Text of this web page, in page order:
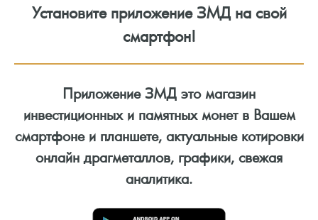
Установите приложение ЗМД на свой
смартфон!
Приложение ЗМД это магазин
инвестиционных и памятных монет в Вашем
смартфоне и планшете, актуальные котировки
онлайн драгметаллов, графики, свежая
аналитика.